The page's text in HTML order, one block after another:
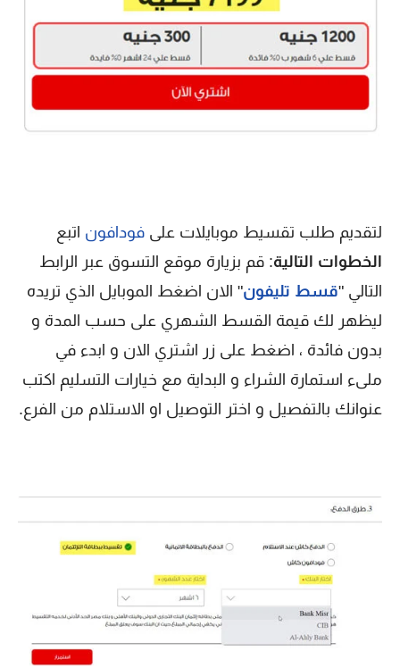
لتقديم طلب تقسيط موبايلات على فودافون اتبع
الخطوات التالية: قم بزيارة موقع التسوق عبر الرابط
التالي "قسط تليفون" الان اضغط الموبايل الذي تريده
ليظهر لك قيمة القسط الشهري على حسب المدة و
بدون فائدة ، اضغط على زر اشتري الان و ابدء في
ملىء استمارة الشراء و البداية مع خيارات التسليم اكتب
عنوانك بالتفصيل و اختر التوصيل او الاستلام من الفرع.